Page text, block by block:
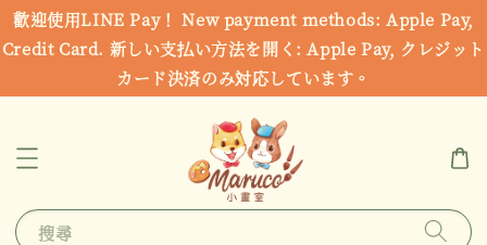
歡迎使用LINE Pay！ New payment methods: Apple Pay,
Credit Card. 新しい支払い方法を開く: Apple Pay, クレジット
カード決済のみ対応しています。
搜尋